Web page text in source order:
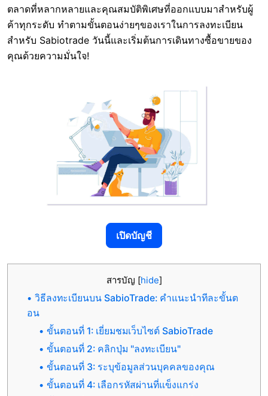
ตลาดที่หลากหลายและคุณสมบัติพิเศษที่ออกแบบมาสำหรับผู้
ค้าทุกระดับ ทำตามขั้นตอนง่ายๆของเราในการลงทะเบียน
สำหรับ Sabiotrade วันนี้และเริ่มต้นการเดินทางซื้อขายของ
คุณด้วยความมั่นใจ!
เปิดบัญชี
สารบัญ [hide]
วิธีลงทะเบียนบน SabioTrade: คำแนะนำทีละขั้นต
อน
ขั้นตอนที่ 1: เยี่ยมชมเว็บไซต์ SabioTrade
ขั้นตอนที่ 2: คลิกปุ่ม "ลงทะเบียน"
ขั้นตอนที่ 3: ระบุข้อมูลส่วนบุคคลของคุณ
ขั้นตอนที่ 4: เลือกรหัสผ่านที่แข็งแกร่ง